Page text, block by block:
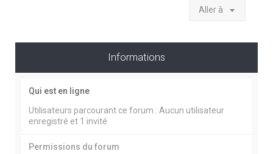
Aller à
Informations
Qui est en ligne
Utilisateurs parcourant ce forum : Aucun utilisateur
enregistré et 1 invité
Permissions du forum